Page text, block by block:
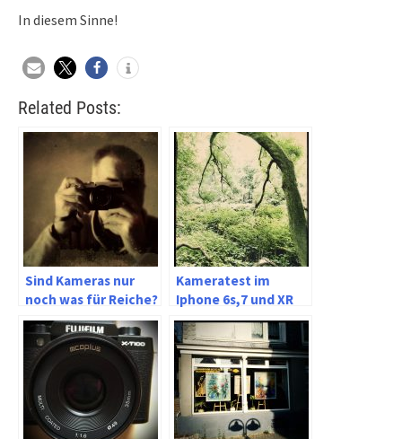
In diesem Sinne!
Related Posts:
Sind Kameras nur
noch was für Reiche?
Kameratest im
Iphone 6s,7 und XR